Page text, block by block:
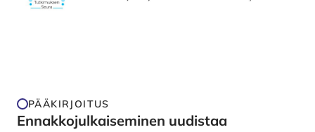
PÄÄKIRJOITUS
Ennakkojulkaiseminen uudistaa